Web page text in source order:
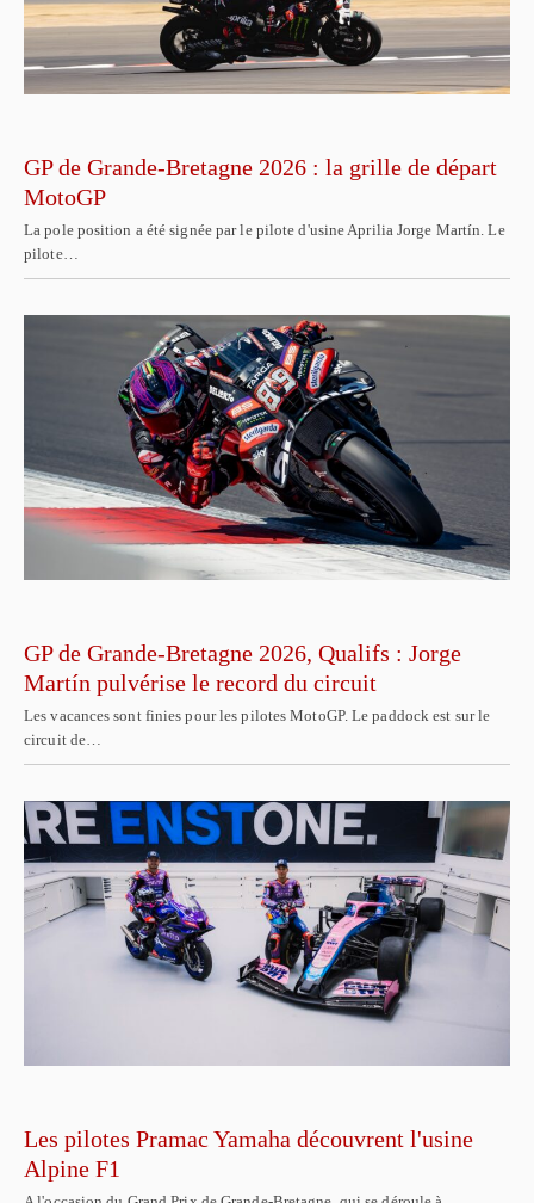
GP de Grande-Bretagne 2026 : la grille de départ
MotoGP
La pole position a été signée par le pilote d'usine Aprilia Jorge Martín. Le
pilote…
GP de Grande-Bretagne 2026, Qualifs : Jorge
Martín pulvérise le record du circuit
Les vacances sont finies pour les pilotes MotoGP. Le paddock est sur le
circuit de…
Les pilotes Pramac Yamaha découvrent l'usine
Alpine F1